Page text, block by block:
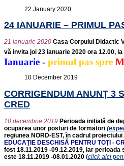
22 January 2020
24 IANUARIE – PRIMUL
21 ianuarie 2020 Casa Corpului Didactic
vă invita joi 23 ianuarie 2020 ora 12.00,
Ianuarie - primul pas spre
10 December 2019
CORRIGENDUM ANUNȚ 3
CRED
10 decembrie 2019 Perioada inițială de
ocuparea unor posturi de formatori
regiunea NORD-EST, în cadrul proiectului
EDUCAŢIE DESCHISĂ PENTRU TOŢI -
fost 18.11.2019 -09.12.2019, iar
este 18.11.2019 -08.01.2020 (click aici